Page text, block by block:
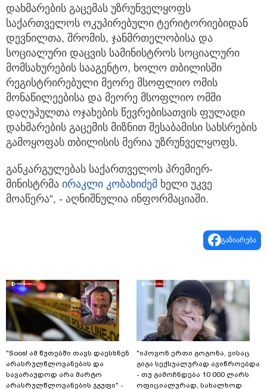
დახმარების გაცემას უზრუნველყოფს
საქართველოს ოკუპირებული ტერიტორიებიდან
დევნილთა, შრომის, ჯანმრთელობისა და
სოციალური დაცვის სამინისტროს სოციალური
მომსახურების სააგენტო, ხოლო თბილისში
რეგისტრირებული მეორე მსოფლიო ომის
მონაწილეებისა და მეორე მსოფლიო ომში
დაღუპულთა ოჯახების წევრებისათვის ფულადი
დახმარების გაცემის მიზნით შესაბამისი სახსრების
გამოყოფას თბილისის მერია უზრუნველყოფს.
განკარგულებას საქართველოს პრემიერ-
მინისტრმა ირაკლი კობახიძემ ხელი უკვე
მოაწერა”, - აღნიშნულია ინფორმაციაში.
გაზიარება
"Soos! ამ წუთებში თავს დაესხნენ
არასრულწლოვანების და
სავარაუდოდ არა მარტო
არასრულწლოვანების ჯგუფი" -
"იპოვონ ერთი გოგონა, ვისაც
გიგა სექსუალურად ავიწროებდა
- თუ გამოჩნდება 10 000 ლარს
ოფიციალურად, სახალხოდ